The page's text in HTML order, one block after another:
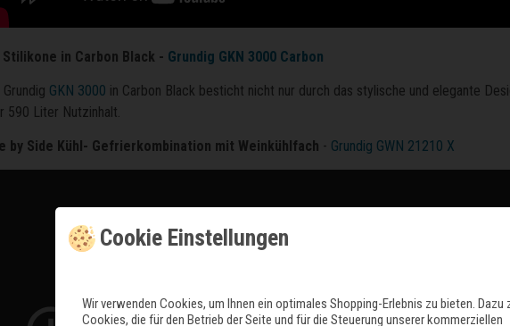
Stilikone in Carbon Black - Grundig GKN 3000 Carbon
Grundig GKN 3000 in Carbon Black besticht nicht nur durch das stylische und elegante
590 Liter Nutzinhalt.
by Side Kühl- Gefrierkombination mit Weinkühlfach - Grundig GWN 21210 X
Cookie Einstellungen
Wir verwenden Cookies, um Ihnen ein optimales Shopping-Erlebnis zu bieten. Dazu
Cookies, die für den Betrieb der Seite und für die Steuerung unserer kommerziellen